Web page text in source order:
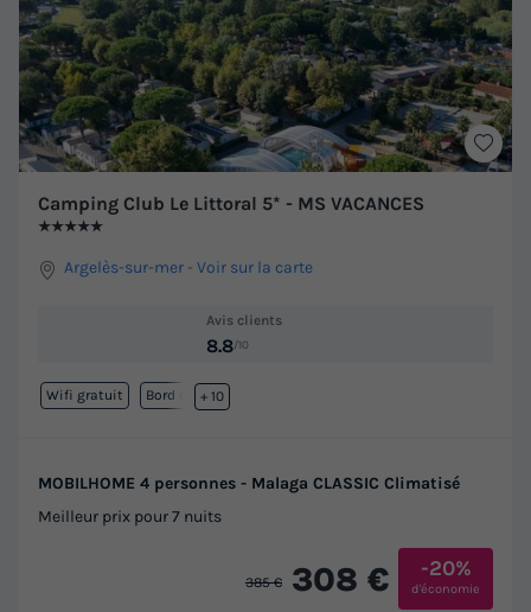
Camping Club Le Littoral 5* - MS VACANCES
★★★★★
Argelès-sur-mer -Voir sur la carte
Avis clients
8.8/10
Wifi gratuit Bord de mer
+ 10
MOBILHOME 4 personnes - Malaga CLASSIC Climatisé
Meilleur prix pour 7 nuits
385 € 308 € -20%
d'économie